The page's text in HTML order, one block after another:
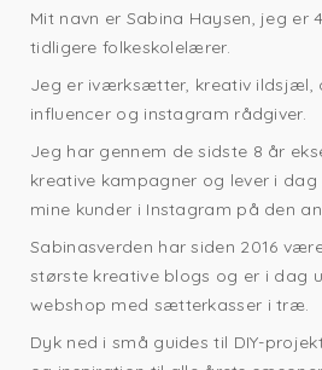
Mit navn er Sabina Haysen, jeg er
tidligere folkeskolelærer.
Jeg er iværksætter, kreativ ildsjæl,
influencer og instagram rådgiver.
Jeg har gennem de sidste 8 år
kreative kampagner og lever i
mine kunder i Instagram på den
Sabinasverden har siden 2016
største kreative blogs og er i dag
webshop med sætterkasser i træ.
Dyk ned i små guides til DIY-